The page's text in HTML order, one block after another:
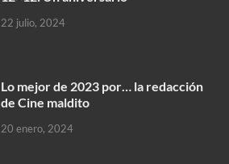
22 julio, 2024
Lo mejor de 2023 por… la redacción
de Cine maldito
20 enero, 2024